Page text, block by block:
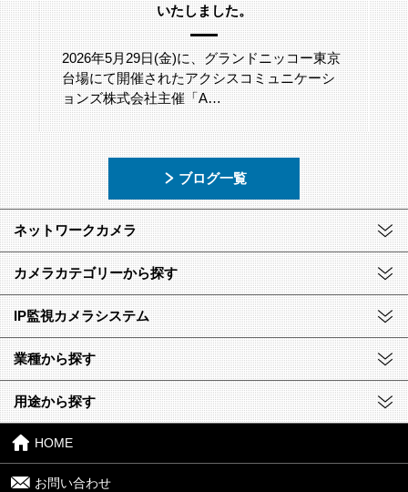
いたしました。
2026年5月29日(金)に、グランドニッコー東京
台場にて開催されたアクシスコミュニケーシ
ョンズ株式会社主催「A…
ブログ一覧
ネットワークカメラ
カメラカテゴリーから探す
IP監視カメラシステム
業種から探す
用途から探す
HOME
お問い合わせ